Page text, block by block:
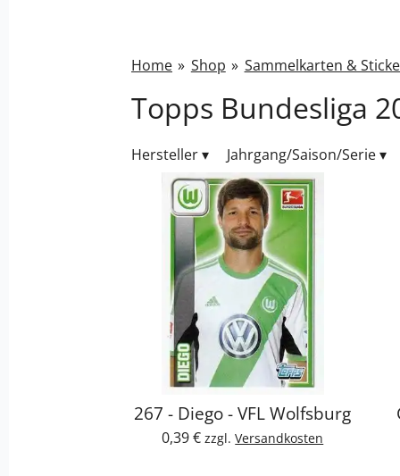
Home » Shop » Sammelkarten &
Topps Bundesliga
Hersteller▾ Jahrgang/Saison/Serie▾
267 - Diego - VFL Wolfsburg
0,39 € zzgl.Versandkosten